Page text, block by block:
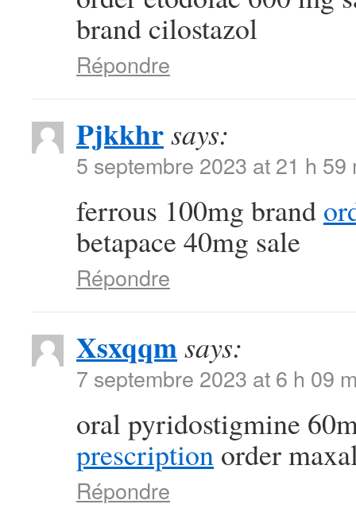
brand cilostazol
Répondre
Pjkkhrsays:
5 septembre 2023 at 21 h 59
ferrous 100mg brand
betapace 40mg sale
Répondre
Xsxqqmsays:
7 septembre 2023 at 6 h 09
oral pyridostigmine
prescription order
Répondre